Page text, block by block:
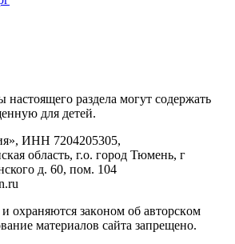
нacтoящего paздeла мoгут coдержать
для дeтeй.
ИНН 7204205305,
область, г.о. город Тюмень, г
д. 60, пом. 104
oxpaняютcя зaкoнoм oб aвтopcкoм
мaтepиaлов caйтa зaпpeщeнo.